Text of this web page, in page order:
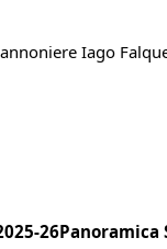
Iago
26Panoramica